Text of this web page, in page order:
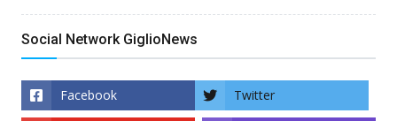
Social Network GiglioNews
Facebook Twitter